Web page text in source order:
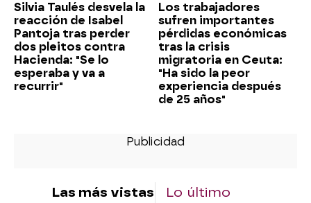
Silvia Taulés desvela la
reacción de Isabel
Pantoja tras perder
dos pleitos contra
Hacienda: "Se lo
esperaba y va a
recurrir"
Los trabajadores
sufren importantes
pérdidas económicas
tras la crisis
migratoria en Ceuta:
"Ha sido la peor
experiencia después
de 25 años"
Las más vistas Lo último